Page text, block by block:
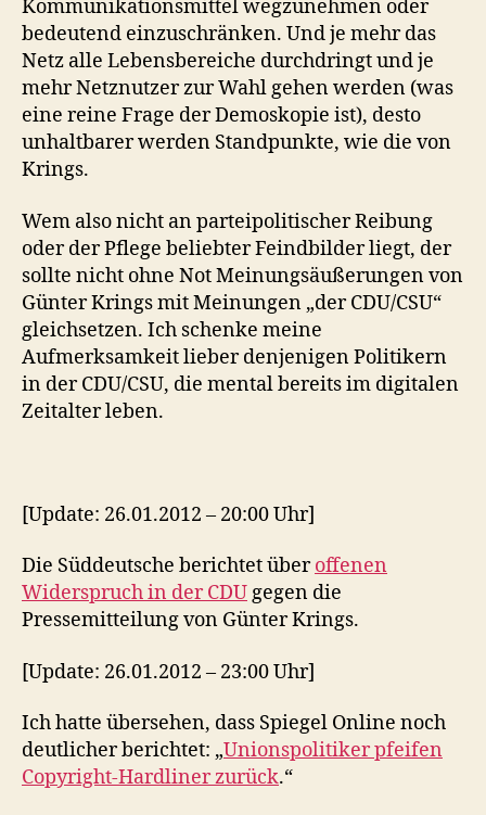
Kommunikationsmittel wegzunehmen oder
bedeutend einzuschränken. Und je mehr das
Netz alle Lebensbereiche durchdringt und je
mehr Netznutzer zur Wahl gehen werden (was
eine reine Frage der Demoskopie ist), desto
unhaltbarer werden Standpunkte, wie die von
Krings.
Wem also nicht an parteipolitischer Reibung
oder der Pflege beliebter Feindbilder liegt, der
sollte nicht ohne Not Meinungsäußerungen von
Günter Krings mit Meinungen „der CDU/CSU“
gleichsetzen. Ich schenke meine
Aufmerksamkeit lieber denjenigen Politikern
in der CDU/CSU, die mental bereits im digitalen
Zeitalter leben.
[Update: 26.01.2012 – 20:00 Uhr]
Die Süddeutsche berichtet überoffenen
Widerspruch in der CDUgegen die
Pressemitteilung von Günter Krings.
[Update: 26.01.2012 – 23:00 Uhr]
Ich hatte übersehen, dass Spiegel Online noch
deutlicher berichtet: „Unionspolitiker pfeifen
Copyright-Hardliner zurück.“